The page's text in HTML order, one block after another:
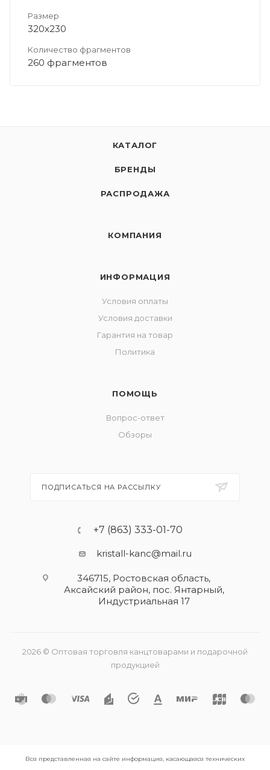
Размер
320х230
Количество фрагментов
260 фрагментов
КАТАЛОГ
БРЕНДЫ
РАСПРОДАЖА
КОМПАНИЯ
ИНФОРМАЦИЯ
Условия оплаты
Условия доставки
Гарантия на товар
Политика
ПОМОЩЬ
Вопрос-ответ
Обзоры
ПОДПИСАТЬСЯ НА РАССЫЛКУ
+7 (863) 333-01-70
kristall-kanc@mail.ru
346715, Ростовская область​,
Аксайский район, пос. Янтарный,
Индустриальная 17
2026 © Оптовая торговля канцтоварами и подарочной
продукцией
Вся представленная на сайте информация, касающаяся технических